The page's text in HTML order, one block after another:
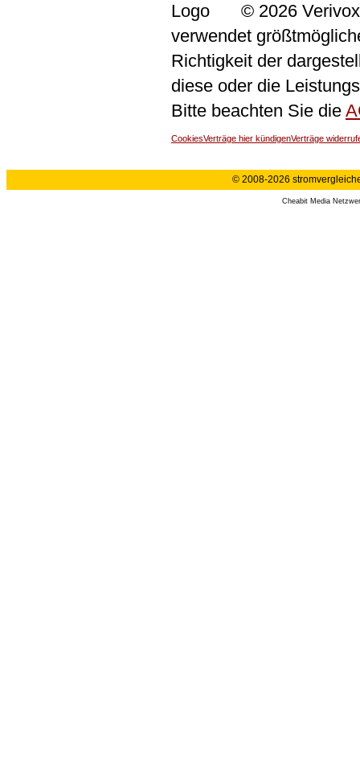
© 2026
verwendet
Richtigkeit der
diese oder die
Bitte beachten Sie die
CookiesVerträge hier kündigenVerträge
© 2008-2026
Cheabit Media